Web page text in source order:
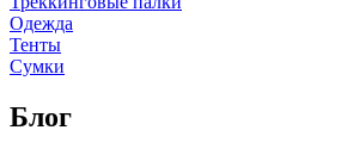
Одежда
Тенты
Сумки
Блог